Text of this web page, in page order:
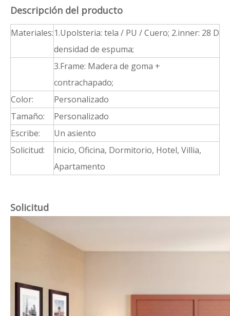
Descripción del producto
Materiales:1.Upolsteria: tela / PU / Cuero; 2.inner: 28 D
densidad de espuma;
3.Frame: Madera de goma +
contrachapado;
Color:
Personalizado
Tamaño:
Personalizado
Escribe:
Un asiento
Solicitud:
Inicio, Oficina, Dormitorio, Hotel, Villia,
Apartamento
Solicitud